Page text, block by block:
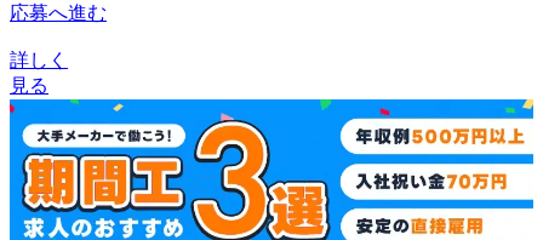
応募へ進む
詳しく
見る